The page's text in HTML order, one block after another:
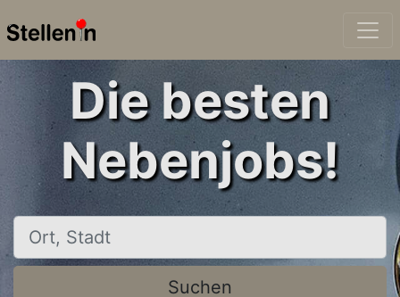
Die besten
Nebenjobs!
Ort, Stadt
Suchen